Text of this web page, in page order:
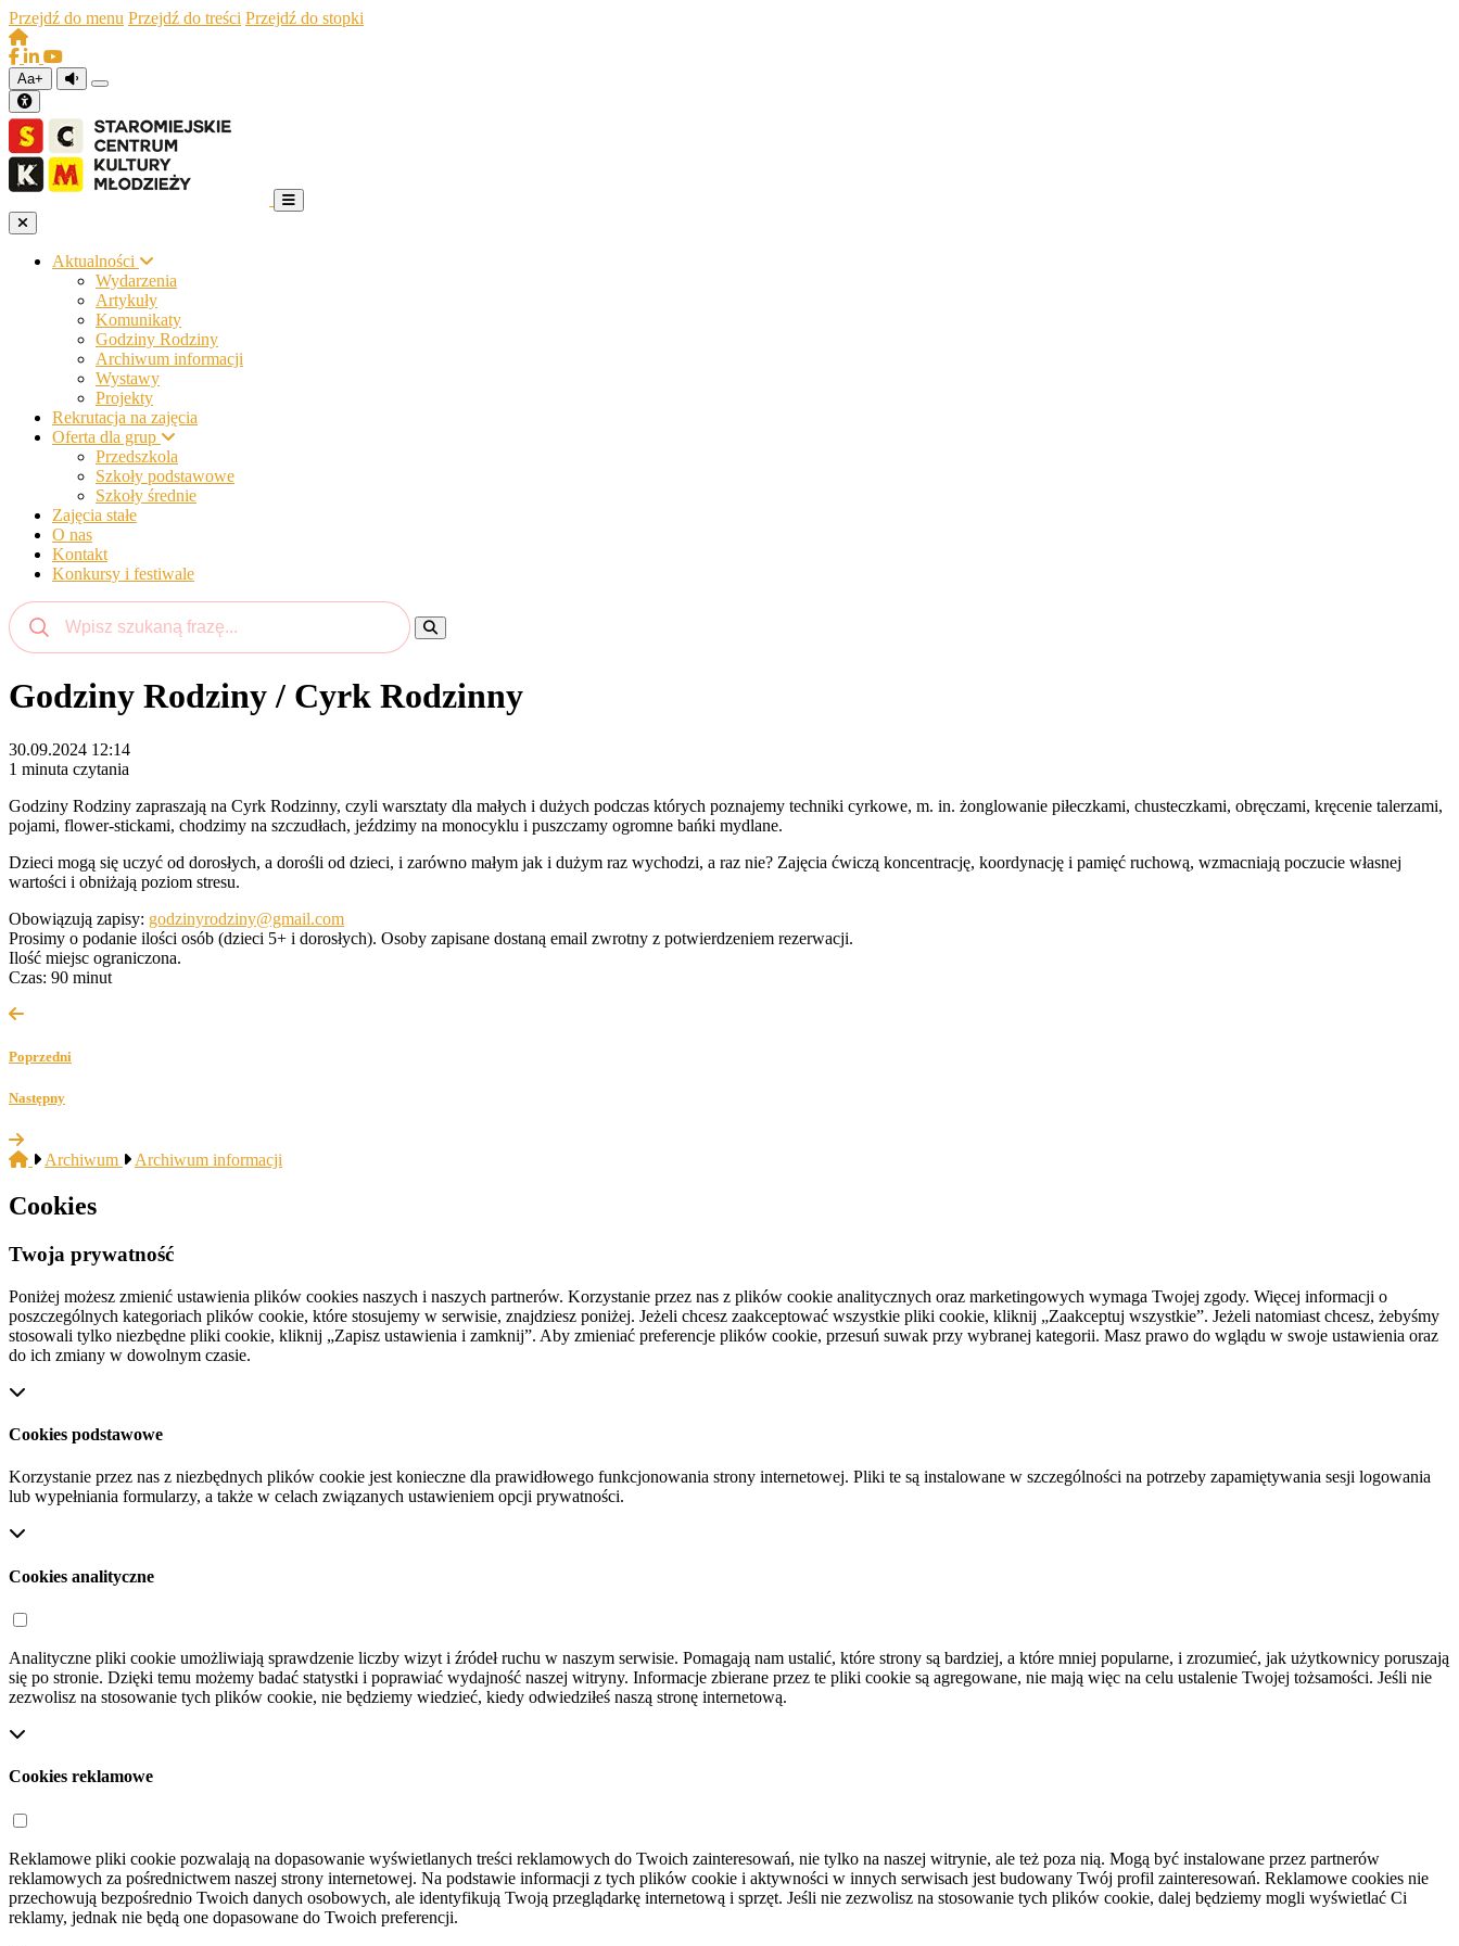
Przejdź do menu Przejdź do treści Przejdź do stopki
Aa+
Aktualności
Wydarzenia
Artykuły
Komunikaty
Godziny Rodziny
Archiwum informacji
Wystawy
Projekty
Rekrutacja na zajęcia
Oferta dla grup
Przedszkola
Szkoły podstawowe
Szkoły średnie
Zajęcia stałe
O nas
Kontakt
Konkursy i festiwale
Godziny Rodziny / Cyrk Rodzinny
30.09.2024 12:14
1 minuta czytania
Godziny Rodziny zapraszają na Cyrk Rodzinny, czyli warsztaty dla małych i dużych podczas których poznajemy techniki cyrkowe, m. in. żonglowanie piłeczkami, chusteczkami, obręczami, kręcenie talerzami,
pojami, flower-stickami, chodzimy na szczudłach, jeździmy na monocyklu i puszczamy ogromne bańki mydlane.
Dzieci mogą się uczyć od dorosłych, a dorośli od dzieci, i zarówno małym jak i dużym raz wychodzi, a raz nie? Zajęcia ćwiczą koncentrację, koordynację i pamięć ruchową, wzmacniają poczucie własnej
wartości i obniżają poziom stresu.
Obowiązują zapisy: godzinyrodziny@gmail.com
Prosimy o podanie ilości osób (dzieci 5+ i dorosłych). Osoby zapisane dostaną email zwrotny z potwierdzeniem rezerwacji.
Ilość miejsc ograniczona.
Czas: 90 minut
Poprzedni
Następny
Archiwum Archiwum informacji
Cookies
Twoja prywatność
Poniżej możesz zmienić ustawienia plików cookies naszych i naszych partnerów. Korzystanie przez nas z plików cookie analitycznych oraz marketingowych wymaga Twojej zgody. Więcej informacji o
poszczególnych kategoriach plików cookie, które stosujemy w serwisie, znajdziesz poniżej. Jeżeli chcesz zaakceptować wszystkie pliki cookie, kliknij „Zaakceptuj wszystkie”. Jeżeli natomiast chcesz, żebyśmy
stosowali tylko niezbędne pliki cookie, kliknij „Zapisz ustawienia i zamknij”. Aby zmieniać preferencje plików cookie, przesuń suwak przy wybranej kategorii. Masz prawo do wglądu w swoje ustawienia oraz
do ich zmiany w dowolnym czasie.
Cookies podstawowe
Korzystanie przez nas z niezbędnych plików cookie jest konieczne dla prawidłowego funkcjonowania strony internetowej. Pliki te są instalowane w szczególności na potrzeby zapamiętywania sesji logowania
lub wypełniania formularzy, a także w celach związanych ustawieniem opcji prywatności.
Cookies analityczne
Analityczne pliki cookie umożliwiają sprawdzenie liczby wizyt i źródeł ruchu w naszym serwisie. Pomagają nam ustalić, które strony są bardziej, a które mniej popularne, i zrozumieć, jak użytkownicy poruszają
się po stronie. Dzięki temu możemy badać statystki i poprawiać wydajność naszej witryny. Informacje zbierane przez te pliki cookie są agregowane, nie mają więc na celu ustalenie Twojej tożsamości. Jeśli nie
zezwolisz na stosowanie tych plików cookie, nie będziemy wiedzieć, kiedy odwiedziłeś naszą stronę internetową.
Cookies reklamowe
Reklamowe pliki cookie pozwalają na dopasowanie wyświetlanych treści reklamowych do Twoich zainteresowań, nie tylko na naszej witrynie, ale też poza nią. Mogą być instalowane przez partnerów
reklamowych za pośrednictwem naszej strony internetowej. Na podstawie informacji z tych plików cookie i aktywności w innych serwisach jest budowany Twój profil zainteresowań. Reklamowe cookies nie
przechowują bezpośrednio Twoich danych osobowych, ale identyfikują Twoją przeglądarkę internetową i sprzęt. Jeśli nie zezwolisz na stosowanie tych plików cookie, dalej będziemy mogli wyświetlać Ci
reklamy, jednak nie będą one dopasowane do Twoich preferencji.